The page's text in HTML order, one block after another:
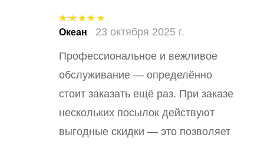
Оценка 5из
Океан 23 октября 2025 г.
Профессиональное и вежливое
обслуживание — определённо
стоит заказать ещё раз. При заказе
нескольких посылок действуют
выгодные скидки — это позволяет